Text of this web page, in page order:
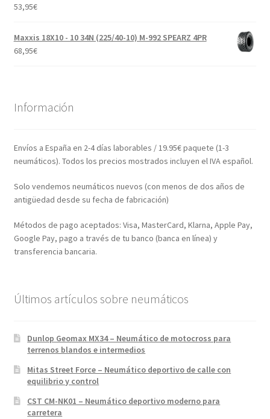
53,95€
Maxxis 18X10 - 10 34N (225/40-10) M-992 SPEARZ 4PR
68,95€
Información
Envíos a España en 2-4 días laborables / 19.95€ paquete (1-3
neumáticos). Todos los precios mostrados incluyen el IVA español.
Solo vendemos neumáticos nuevos (con menos de dos años de
antigüedad desde su fecha de fabricación)
Métodos de pago aceptados: Visa, MasterCard, Klarna, Apple Pay,
Google Pay, pago a través de tu banco (banca en línea) y
transferencia bancaria.
Últimos artículos sobre neumáticos
Dunlop Geomax MX34 – Neumático de motocross para
terrenos blandos e intermedios
Mitas Street Force – Neumático deportivo de calle con
equilibrio y control
CST CM-NK01 – Neumático deportivo moderno para
carretera